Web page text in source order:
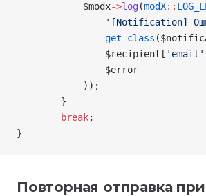
            $modx
->log (modX::
'[Notification]
                get_class
(
                $recipient
[ 'email'
                $error
            ));
        }
        break
;
}
Повторная отправка